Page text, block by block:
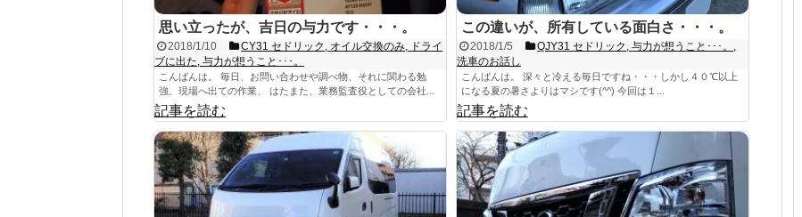
思い立ったが、吉日の与力です・・・。
2018/1/10 CY31 セドリック オイル交換のみ
ドライ
ブに出た 与力が想うこと･･･。
こんばんは。 毎日、お問い合わせや調べ物、それに関わる勉
強、現場へ出ての作業、 はたまた、業務監査役としての会社...
記事を読む
この違いが、所有している面白さ・・・。
2018/1/5 QJY31 セドリック ,与力が想うこと･･･。
洗車のお話し
こんばんは。 深々と冷える毎日ですね・・・しかし４０℃以上
になる夏の暑さよりはマシです(^^) 今回は１...
記事を読む